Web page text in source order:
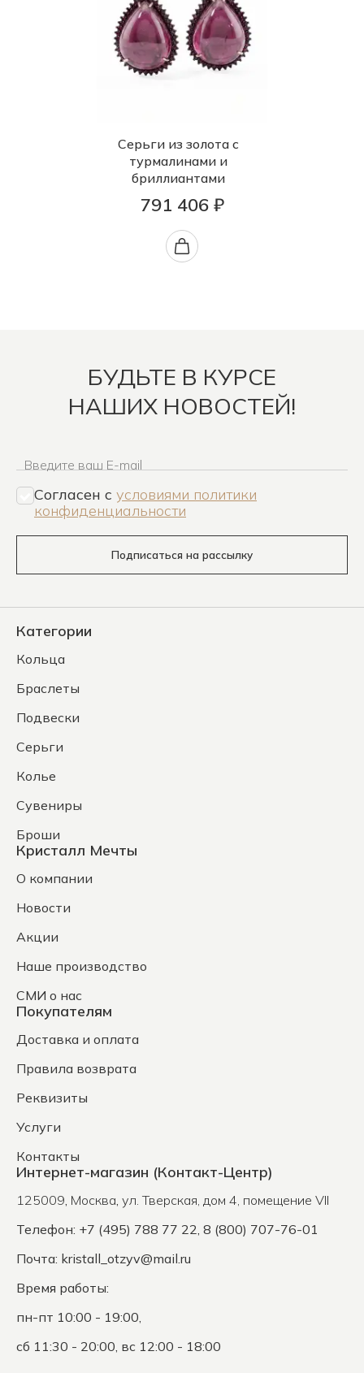
Серьги из золота с
турмалинами и
бриллиантами
791 406 ₽
БУДЬТЕ В КУРСЕ
НАШИХ НОВОСТЕЙ!
Введите ваш E-mail
Согласен c условиями политики
конфиденциальности
Подписаться на рассылку
Категории
Кольца
Браслеты
Подвески
Серьги
Колье
Сувениры
Броши
Кристалл Мечты
О компании
Новости
Акции
Наше производство
СМИ о нас
Покупателям
Доставка и оплата
Правила возврата
Реквизиты
Услуги
Контакты
Интернет-магазин (Контакт-Центр)
125009, Москва, ул. Тверская, дом 4, помещение VII
Телефон: +7 (495) 788 77 22, 8 (800) 707-76-01
Почта: kristall_otzyv@mail.ru
Время работы:
пн-пт 10:00 - 19:00,
сб 11:30 - 20:00, вс 12:00 - 18:00